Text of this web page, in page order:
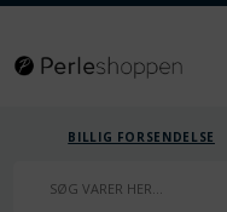
BILLIG FORSENDELSE